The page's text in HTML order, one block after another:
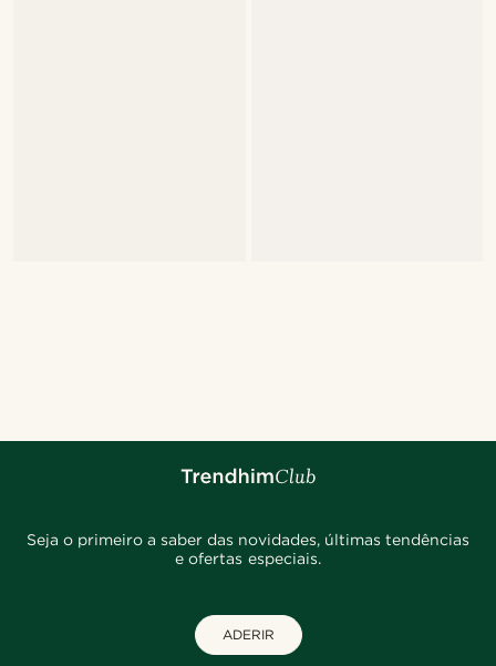
Seja o primeiro a saber das novidades, últimas tendências
e ofertas especiais.
ADERIR